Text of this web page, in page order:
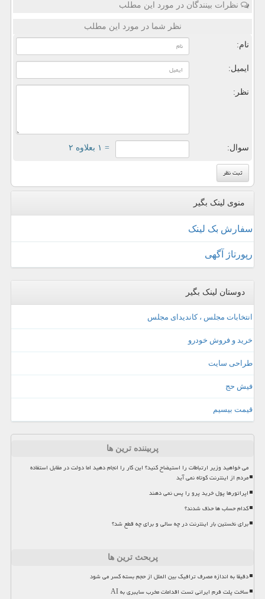
نظرات بینندگان در مورد این مطلب
نظر شما در مورد این مطلب
نام:
ایمیل:
نظر:
سوال: = ۱ بعلاوه ۲
منوی لینک بگیر
سفارش بک لینک
رپورتاژ آگهی
دوستان لینک بگیر
انتخابات مجلس ، کاندیدای مجلس
خرید و فروش خودرو
طراحی سایت
فیش حج
قیمت بیسیم
پربیننده ترین ها
می خواهید وزیر ارتباطات را استیضاح کنید؟ این کار را انجام دهید اما دولت در مقابل استفاده
مردم از اینترنت کوتاه نمی آید
اپراتورها پول خرید پرو را پس نمی دهند
کدام حساب ها حذف شدند؟
برای نخستین بار اینترنت در چه سالی و برای چه قطع شد؟
پربحث ترین ها
دقیقا به اندازه مصرف ترافیک بین الملل از حجم بسته کسر می شود
ساخت پلت فرم ایرانی تست اقدامات مخرب سایبری به AI